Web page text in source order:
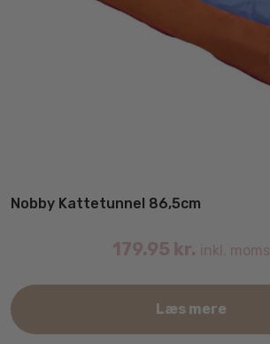
Nobby Kattetunnel 86,5cm
179.95 kr. inkl. moms
Læs mere